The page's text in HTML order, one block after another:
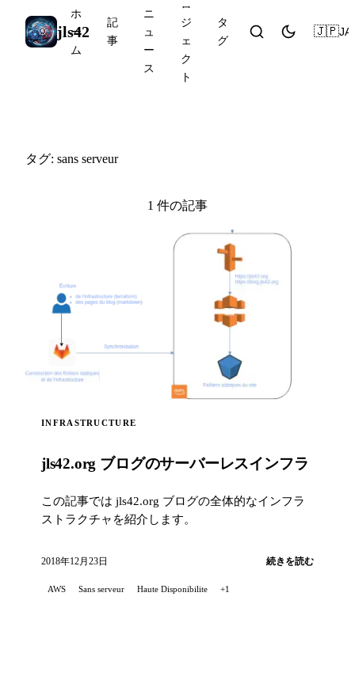
jls42
ホ
ー
ム
記
事
ニ
ュ
ー
ス
ロ
ジ
ェ
ク
ト
タ
グ
🇯🇵JA
タグ: sans serveur
1 件の記事
INFRASTRUCTURE
jls42.org ブログのサーバーレスインフラ
この記事では jls42.org ブログの全体的なインフラ
ストラクチャを紹介します。
2018年12月23日 続きを読む
AWS Sans serveur Haute Disponibilite +1